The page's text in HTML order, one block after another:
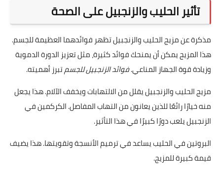
تأثير الحليب والزنجبيل على الصحة
مذكرة عن مزيج الحليب والزنجبيل تظهر فوائدهما العظيمة للجسم.
هذا المزيج يمكن أن يمنحك فوائد كثيرة، مثل تعزيز الدورة الدموية
وزيادة قوة الجهاز المناعي.فوائد الزنجبيل للجسمتبرز أهميته.
مزيج الحليب والزنجبيل يقلل من الالتهابات ويخفف الآلام. هذا يجعل
منه خيارًا رائعًا للذين يعانون من التهاب المفاصل. الكركمين في
الزنجبيل يلعب دورًا كبيرًا في هذا التأثير.
البروتين في الحليب يساعد في ترميم الأنسجة وتقويتها. هذا يضيف
قيمة كبيرة للمزيج.